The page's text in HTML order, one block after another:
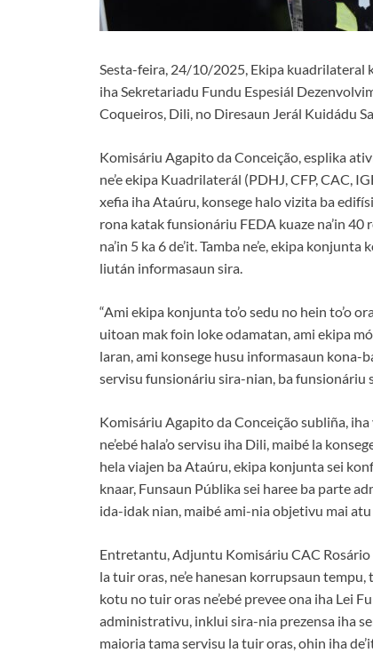
Sesta-feira, 24/10/2025, Ekipa kuadrilateral
iha Sekretariadu Fundu Espesiál
Coqueiros, Dili, no Diresaun Jerál Kuidádu
Komisáriu Agapito da Conceição, esplika
ne’e ekipa Kuadrilaterál (PDHJ, CFP, CAC,
xefia iha Ataúru, konsege halo vizita ba
rona katak funsionáriu FEDA kuaze na’in 40
na’in 5 ka 6 de’it. Tamba ne’e, ekipa
liután informasaun sira.
“Ami ekipa konjunta to’o sedu no hein to’o
uitoan mak foin loke odamatan, ami ekipa
laran, ami konsege husu informasaun kona-
servisu funsionáriu sira-nian, ba funsionáriu
Komisáriu Agapito da Conceição subliña,
ne’ebé hala’o servisu iha Dili, maibé la
hela viajen ba Ataúru, ekipa konjunta sei
knaar, Funsaun Públika sei haree ba parte
ida-idak nian, maibé ami-nia objetivu mai atu
Entretantu, Adjuntu Komisáriu CAC
la tuir oras, ne’e hanesan korrupsaun
kotu no tuir oras ne’ebé prevee ona iha Lei
administrativu, inklui sira-nia prezensa iha
maioria tama servisu la tuir oras, ohin iha